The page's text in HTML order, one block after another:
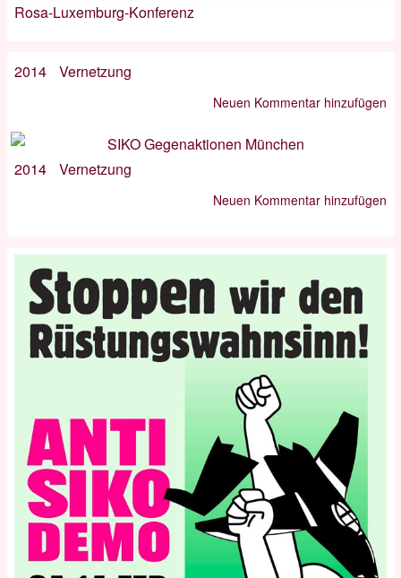
Rosa-Luxemburg-Konferenz
2014 Vernetzung
Neuen Kommentar hinzufügen
2014 Vernetzung
Neuen Kommentar hinzufügen